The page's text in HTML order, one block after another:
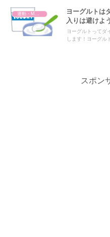
運動・MMA・身体づくり
ヨーグルトは
入りは避けよう
ヨーグルトってダ
します！ヨーグル
スポン